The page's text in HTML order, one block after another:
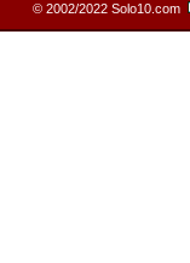
© 2002/2022 Solo10.com